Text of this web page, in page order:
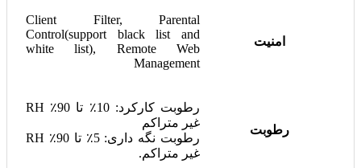
امنیت
Client Filter, Parental
Control(support black list and
white list), Remote Web
Management
رطوبت
رطوبت کارکرد: 10٪ تا 90٪ RH
غیر متراکم
رطوبت نگه داری: 5٪ تا 90٪ RH
غیر متراکم.